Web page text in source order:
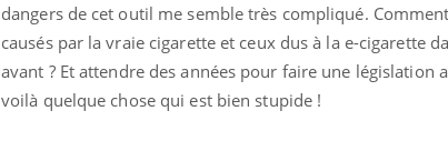
dangers de cet outil me semble très compliqué.
causés par la vraie cigarette et ceux dus à la e-cigarette
avant ? Et attendre des années pour faire une législation
voilà quelque chose qui est bien stupide !